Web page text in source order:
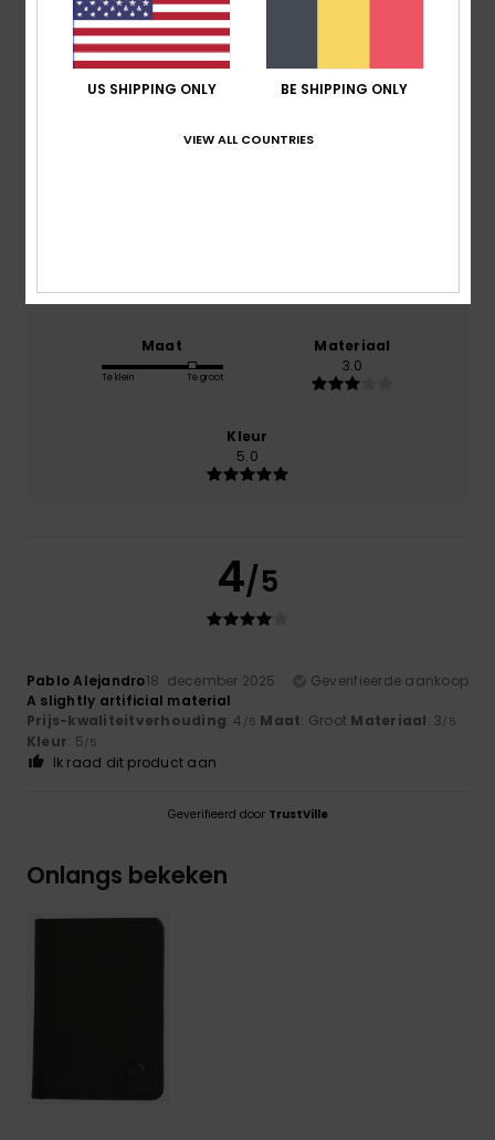
gebaseerd op1 geverifieerde beoordelingensinds
december 2025
Maat
Te klein Te groot
Materiaal
3.0
Kleur
5.0
4/5
Pablo Alejandro18. december 2025
Geverifieerde aankoop
A slightly artificial material
Prijs-kwaliteitverhouding: 4 /5 Maat: Groot Materiaal: 3/5
Kleur: 5/5
Ik raad dit product aan
Geverifieerd door TrustVille
Onlangs bekeken
US SHIPPING ONLY BE SHIPPING ONLY
VIEW ALL COUNTRIES